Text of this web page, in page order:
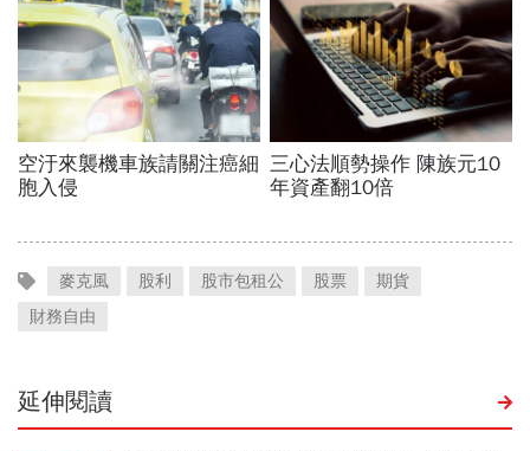
麥克風 股利 股市包租公 股票
期貨
財務自由
延伸閱讀